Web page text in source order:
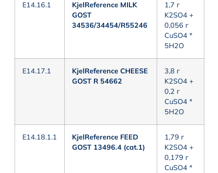
E14.16.1
KjelReference MILK
GOST
34536/34454/R55246
1,7 г
K2SO4 +
0,056 г
CuSO4 *
5H2O
E14.17.1
KjelReference CHEESE
GOST R 54662
3,8 г
K2SO4 +
0,2 г
CuSO4 *
5H2O
E14.18.1.1
KjelReference FEED
GOST 13496.4 (cat.1)
1,79 г
K2SO4 +
0,179 г
CuSO4 *